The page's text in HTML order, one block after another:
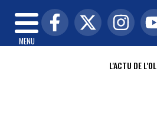
MENU
L'ACTU DE L'OL